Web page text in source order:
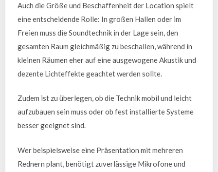
Auch die Größe und Beschaffenheit der Location spielt
eine entscheidende Rolle: In großen Hallen oder im
Freien muss die Soundtechnik in der Lage sein, den
gesamten Raum gleichmäßig zu beschallen, während in
kleinen Räumen eher auf eine ausgewogene Akustik und
dezente Lichteffekte geachtet werden sollte.
Zudem ist zu überlegen, ob die Technik mobil und leicht
aufzubauen sein muss oder ob fest installierte Systeme
besser geeignet sind.
Wer beispielsweise eine Präsentation mit mehreren
Rednern plant, benötigt zuverlässige Mikrofone und